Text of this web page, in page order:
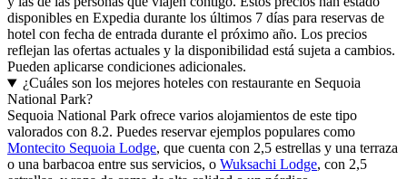
disponibles en Expedia durante los últimos 7 días para reservas de
hotel con fecha de entrada durante el próximo año. Los precios
reflejan las ofertas actuales y la disponibilidad está sujeta a cambios.
Pueden aplicarse condiciones adicionales.
¿Cuáles son los mejores hoteles con restaurante en Sequoia
National Park?
Sequoia National Park ofrece varios alojamientos de este tipo
valorados con 8.2. Puedes reservar ejemplos populares como
Montecito Sequoia Lodge, que cuenta con 2,5 estrellas y una terraza
o una barbacoa entre sus servicios, o Wuksachi Lodge, con 2,5